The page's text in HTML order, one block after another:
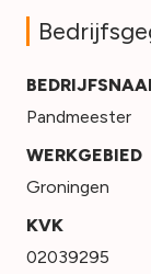
Pandmeester
WERKGEBIED
Groningen
KVK
02039295